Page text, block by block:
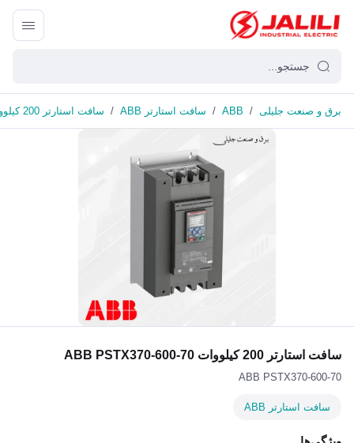
برق و صنعت جلیلی /
ABB
/ سافت استارتر ABB / سافت استارتر 200 کیلووات ABB PSTX370-600-70
سافت استارتر 200 کیلووات ABB PSTX370-600-70
ABB PSTX370-600-70
سافت استارتر ABB